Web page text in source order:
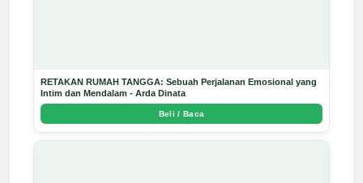
RETAKAN RUMAH TANGGA: Sebuah Perjalanan Emosional yang
Intim dan Mendalam - Arda Dinata
Beli / Baca